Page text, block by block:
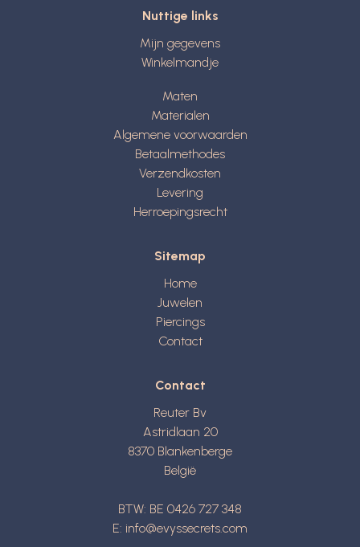
Nuttige links
Mijn gegevens
Winkelmandje
Maten
Materialen
Algemene voorwaarden
Betaalmethodes
Verzendkosten
Levering
Herroepingsrecht
Sitemap
Home
Juwelen
Piercings
Contact
Contact
Reuter Bv
Astridlaan 20
8370 Blankenberge
België
BTW: BE 0426 727 348
E: info@evyssecrets.com